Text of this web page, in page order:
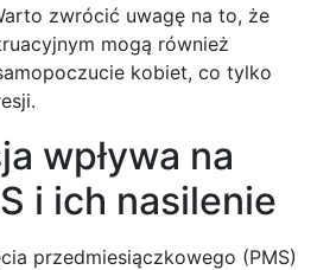
zwrócić uwagę na to, że
mogą również
kobiet, co tylko
wpływa na
i ich nasilenie
przedmiesiączkowego (PMS)